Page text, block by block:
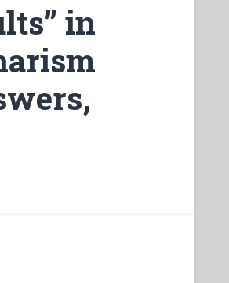
in